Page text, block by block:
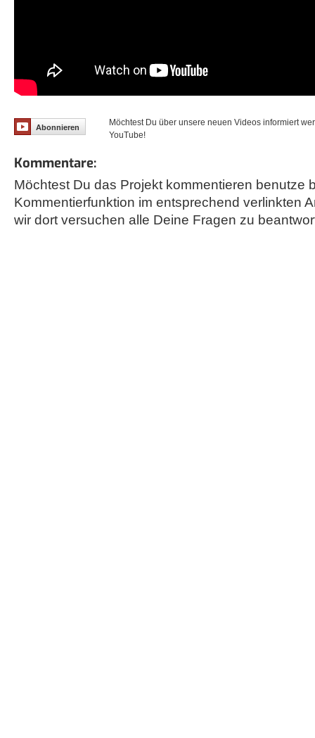
Abonnieren
Möchtest Du über unsere neuen Videos informiert
YouTube!
Kommentare:
Möchtest Du das Projekt kommentieren benutze
Kommentierfunktion im entsprechend verlinkten
wir dort versuchen alle Deine Fragen zu